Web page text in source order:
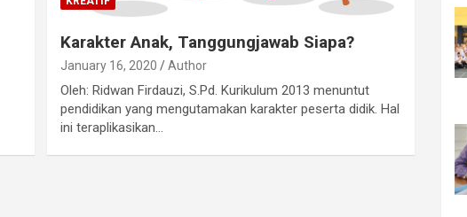
Karakter Anak, Tanggungjawab Siapa?
January 16, 2020 Author
Oleh: Ridwan Firdauzi, S.Pd. Kurikulum 2013 menuntut
pendidikan yang mengutamakan karakter peserta didik. Hal
ini teraplikasikan…